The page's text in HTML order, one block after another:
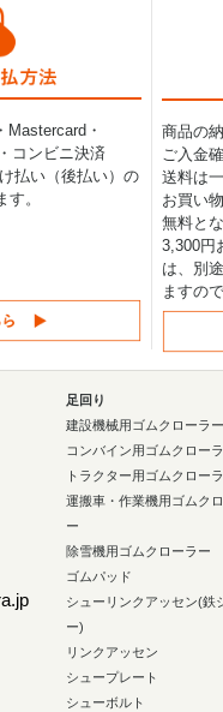
・
コンビニ決済
払い（後払い）の
。
商品の
ご入金
送料は
お買い
無料と
3,300円
は、別
ますの
足回り
建設機械用ゴムクローラ
コンバイン用ゴムクロー
トラクター用ゴムクロー
運搬車・作業機用ゴムク
ー
除雪機用ゴムクローラー
ゴムパッド
シューリンクアッセン(鉄
ー)
リンクアッセン
シュープレート
シューボルト